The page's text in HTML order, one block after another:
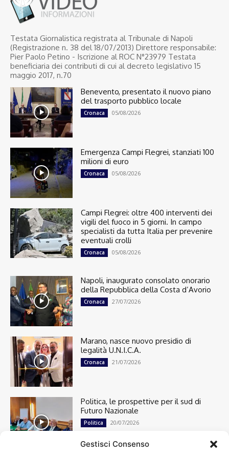
Gestisci Consenso
Testata Giornalistica registrata al Tribunale di Napoli
(Registrazione n. 38 del 18/07/2013) Direttore responsabile:
Pier Paolo Petino - Iscrizione al ROC N°23979 Testata
beneficiaria dei contributi di cui al decreto legislativo 15
maggio 2017, n.70
Benevento, presentato il nuovo piano
del trasporto pubblico locale
Cronaca 05/08/2026
Emergenza Campi Flegrei, stanziati 100
milioni di euro
Cronaca 05/08/2026
Campi Flegrei: oltre 400 interventi dei
vigili del fuoco in 5 giorni. In campo
specialisti da tutta Italia per prevenire
eventuali crolli
Cronaca 05/08/2026
Napoli, inaugurato consolato onorario
della Repubblica della Costa d’Avorio
Cronaca 27/07/2026
Marano, nasce nuovo presidio di
legalità U.N.I.C.A.
Cronaca 21/07/2026
Politica, le prospettive per il sud di
Futuro Nazionale
Politica 20/07/2026